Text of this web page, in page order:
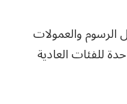
والعمولات
للفئات العادية